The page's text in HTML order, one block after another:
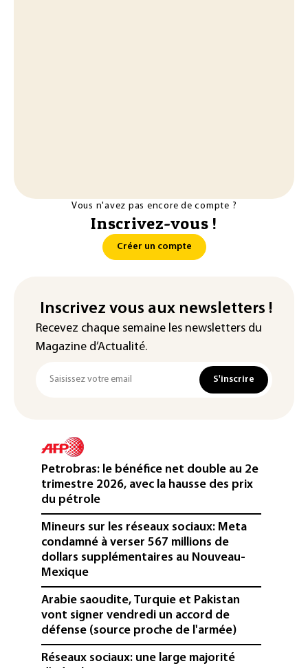
Vous n'avez pas encore de compte ?
Inscrivez-vous !
Créer un compte
Inscrivez vous aux newsletters !
Recevez chaque semaine les newsletters du
Magazine d’Actualité.
S'inscrire
Petrobras: le bénéfice net double au 2e
trimestre 2026, avec la hausse des prix
du pétrole
Mineurs sur les réseaux sociaux: Meta
condamné à verser 567 millions de
dollars supplémentaires au Nouveau-
Mexique
Arabie saoudite, Turquie et Pakistan
vont signer vendredi un accord de
défense (source proche de l'armée)
Réseaux sociaux: une large majorité